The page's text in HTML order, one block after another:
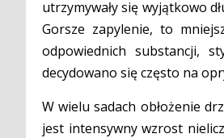
utrzymywały się wyjątkowo
Gorsze zapylenie, to
odpowiednich substancji,
decydowano się często na
W wielu sadach obłożenie
jest intensywny wzrost